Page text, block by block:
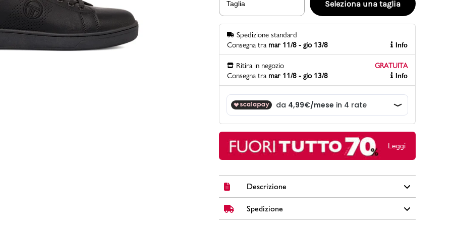
Scopri di più
PittaRosso PittaRosso
Gioco della scarpa al matrimonio e idee
divertenti con le calzature
Taglia Seleziona una taglia
Spedizione standard
Consegna tra mar 11/8 - gio 13/8 Info
Ritira in negozio
GRATUITA
Consegna tra mar 11/8 - gio 13/8 Info
Leggi
Descrizione
Sneakers da uomo Sergio Tacchini in similpelle colore
nero, lacci e logo tono su tono, dettagli traforati sulla
Spedizione